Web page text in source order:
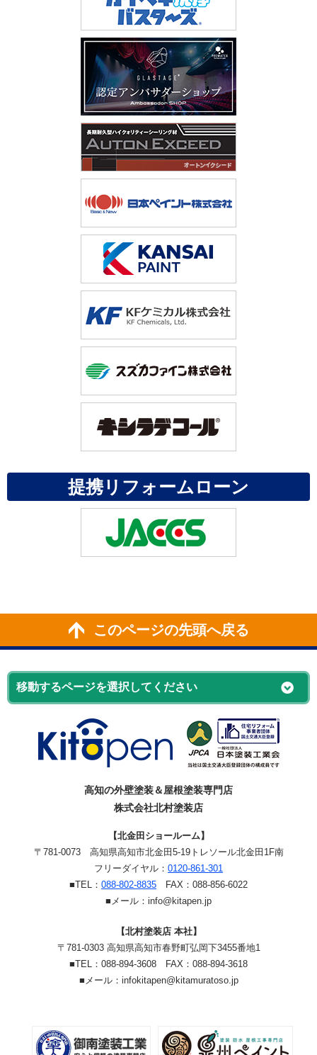
提携リフォームローン
このページの先頭へ戻る
高知の外壁塗装＆屋根塗装専門店
株式会社北村塗装店
【北金田ショールーム】
〒781-0073 高知県高知市北金田5-19トレソール北金田1F南
フリーダイヤル： 0120-861-301
■TEL： 088-802-8835 FAX：088-856-6022
■メール：info@kitapen.jp
【北村塗装店 本社】
〒781-0303 高知県高知市春野町弘岡下3455番地1
■TEL：088-894-3608 FAX：088-894-3618
■メール：infokitapen@kitamuratoso.jp